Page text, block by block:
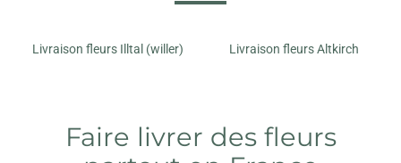
Livraison fleurs Illtal (willer) Livraison fleurs Altkirch
Faire livrer des fleurs